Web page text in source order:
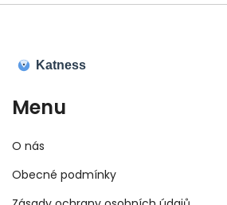
Menu
O nás
Obecné podmínky